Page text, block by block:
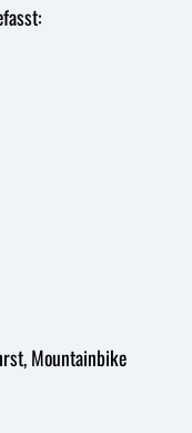
Mountainbike